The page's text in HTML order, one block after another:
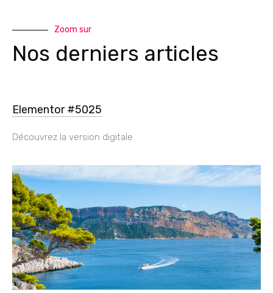
Zoom sur
Nos derniers articles
Elementor #5025
Découvrez la version digitale